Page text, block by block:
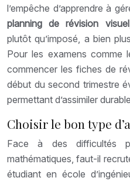
l’empêche d’apprendre à
planning de révision visuel
plutôt qu’imposé, a bien
Pour les examens comme
commencer les fiches de
début du second trimestre
permettant d’assimiler
Choisir le bon type
Face à des difficultés
mathématiques, faut-il
étudiant en école